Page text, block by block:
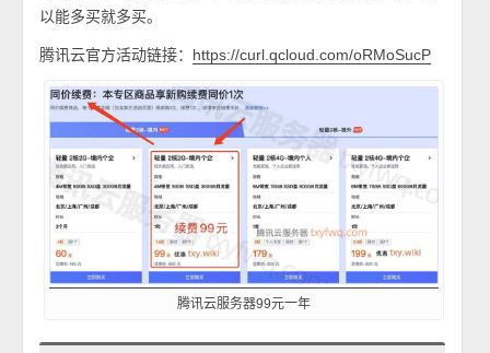
以能多买就多买。
腾讯云官方活动链接：
https://curl.qcloud.com/oRMoSucP
腾讯云服务器99元一年